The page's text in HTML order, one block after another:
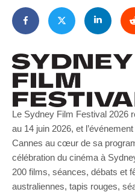
Le Sydney Film Festival 2026
au 14 juin 2026, et
Cannes au cœur de sa
célébration du cinéma à
200 films, séances, débats et
australiennes, tapis rouges,